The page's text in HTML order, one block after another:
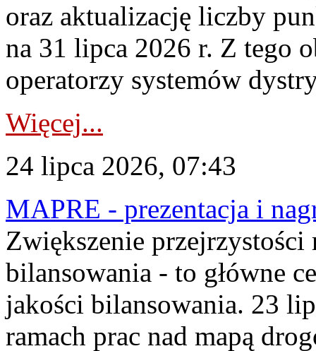
oraz aktualizację liczby
na 31 lipca 2026 r. Z tego
operatorzy systemów
Więcej...
24 lipca 2026, 07:43
MAPRE - prezentacja i
Zwiększenie
bilansowania - to główne
jakości bilansowania. 23
ramach prac nad mapą